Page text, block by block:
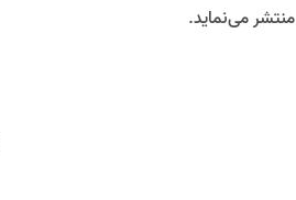
منتشر می‌نماید.